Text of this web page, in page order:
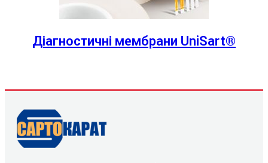
Діагностичні мембрани UniSart®